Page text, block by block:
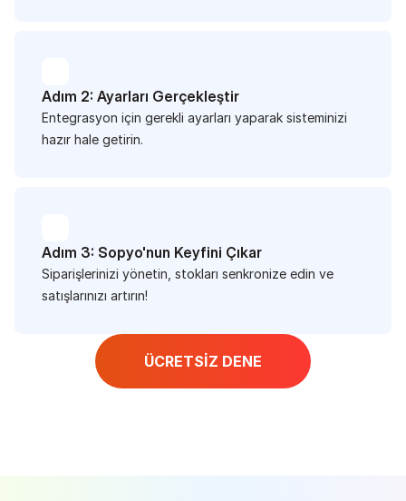
Adım 2: Ayarları Gerçekleştir
Entegrasyon için gerekli ayarları yaparak sisteminizi
hazır hale getirin.
Adım 3: Sopyo'nun Keyfini Çıkar
Siparişlerinizi yönetin, stokları senkronize edin ve
satışlarınızı artırın!
ÜCRETSİZ DENE